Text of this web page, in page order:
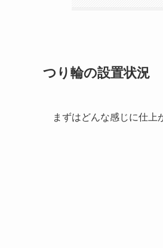
つり輪の設置状況
まずはどんな感じに仕上